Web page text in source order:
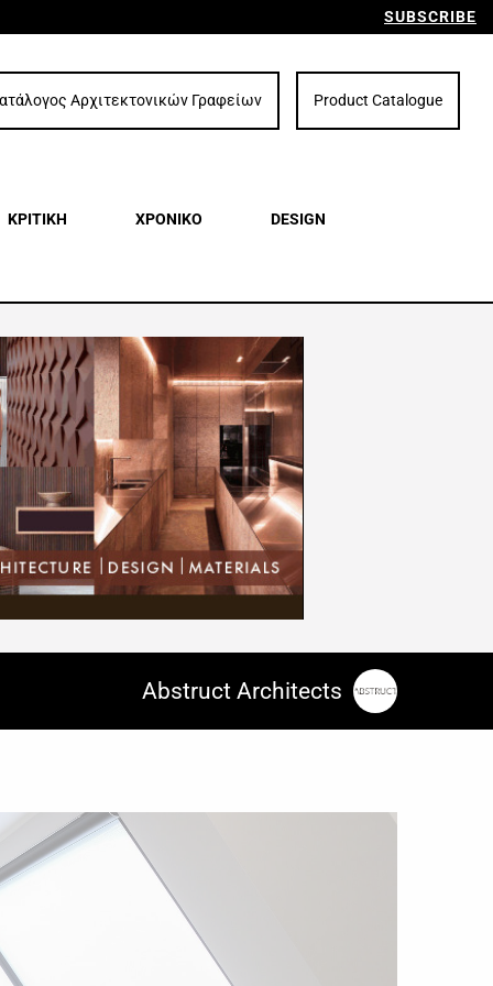
SUBSCRIBE
Αρχιτεκτονικών Γραφείων Product Catalogue
ΚΡΙΤΙΚΗ ΧΡΟΝΙΚΟ DESIGN
Abstruct Architects